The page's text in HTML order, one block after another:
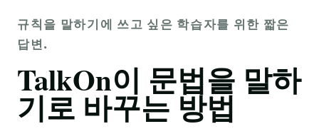
규칙을 말하기에 쓰고 싶은 학습자를 위한 짧은
답변.
TalkOn이 문법을 말하
기로 바꾸는 방법